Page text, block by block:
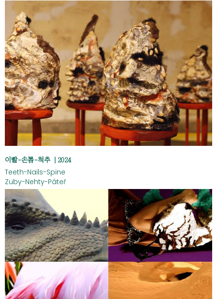
이빨-손톱-척추 | 2024
Teeth-Nails-Spine
Zuby-Nehty-Páteř